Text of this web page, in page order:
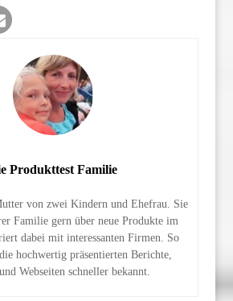
Produkttest Familie
von zwei Kindern und Ehefrau. Sie
Familie gern über neue Produkte im
dabei mit interessanten Firmen. So
hochwertig präsentierten Berichte,
Webseiten schneller bekannt.